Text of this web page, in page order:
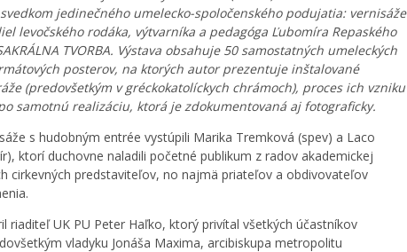
jedinečného umelecko-spoločenského podujatia: vernisáže
levočského rodáka, výtvarníka a pedagóga Ľubomíra Repaského
TVORBA. Výstava obsahuje 50 samostatných umeleckých
posterov, na ktorých autor prezentuje inštalované
(predovšetkým v gréckokatolíckych chrámoch), proces ich vzniku
samotnú realizáciu, ktorá je zdokumentovaná aj fotograficky.
s hudobným entrée vystúpili Marika Tremková (spev) a Laco
ktorí duchovne naladili početné publikum z radov akademickej
cirkevných predstaviteľov, no najmä priateľov a obdivovateľov
riaditeľ UK PU Peter Haľko, ktorý privítal všetkých účastníkov
vladyku Jonáša Maxima, arcibiskupa metropolitu